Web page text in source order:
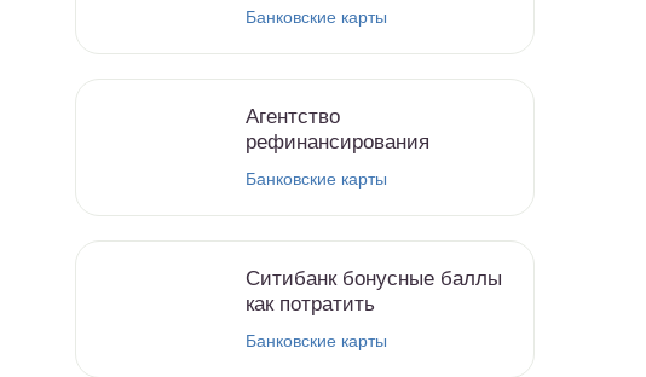
Банковские карты
Агентство
рефинансирования
Банковские карты
Ситибанк бонусные баллы
как потратить
Банковские карты